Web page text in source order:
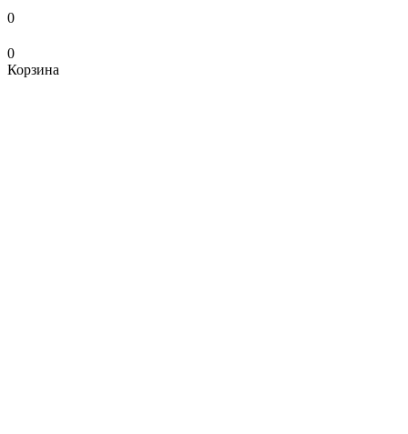
0
0
Корзина